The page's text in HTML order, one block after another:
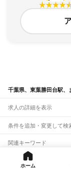
千葉県、東葉勝田台駅、
求人の詳細を表示
条件を追加・変更して検
市区町村を追加・変更
千葉県
千葉県すべて
駅を追加・変更
関連キーワード
完全在宅ワーク 全国
バイトTOP
ホーム